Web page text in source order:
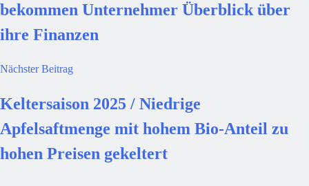
bekommen Unternehmer Überblick über
ihre Finanzen
Nächster Beitrag
Keltersaison 2025 / Niedrige
Apfelsaftmenge mit hohem Bio-Anteil zu
hohen Preisen gekeltert